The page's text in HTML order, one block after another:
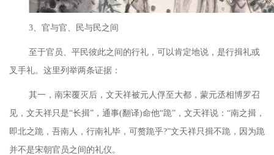
3、官与官、民与民之间
至于官员、平民彼此之间的行礼，可以肯定地说，是行揖礼或
叉手礼。这里列举两条证据：
其一，南宋覆灭后，文天祥被元人俘至大都，蒙元丞相博罗召
见，文天祥只是“长揖”，通事(翻译)命他“跪”，文天祥说：“南之揖，
即北之跪，吾南人，行南礼毕，可赘跪乎?”文天祥只揖不跪，因为跪
并不是宋朝官员之间的礼仪。